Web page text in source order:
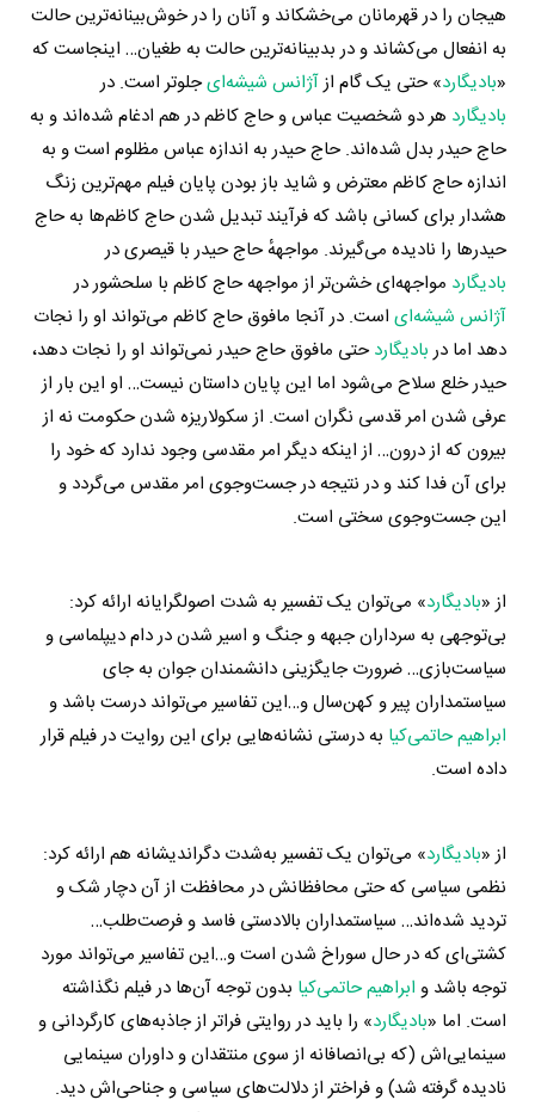
هیجان را در قهرمانان می‌خشکاند و آنان را در خوش‌بینانه‌ترین حالت
به انفعال می‌کشاند و در بدبینانه‌ترین حالت به طغیان… اینجاست که
«بادیگارد» حتی یک گام ازآژانس شیشه‌ایجلوتر است. در
بادیگارد هر دو شخصیت عباس و حاج کاظم در هم ادغام شده‌اند و به
حاج حیدر بدل شده‌اند. حاج حیدر به اندازه عباس مظلوم است و به
اندازه حاج کاظم معترض و شاید باز بودن پایان فیلم مهم‌ترین زنگ
هشدار برای کسانی باشد که فرآیند تبدیل شدن حاج کاظم‌ها به حاج
حیدرها را نادیده می‌گیرند. مواجههٔ حاج حیدر با قیصری در
بادیگارد مواجهه‌ای خشن‌تر از مواجهه حاج کاظم با سلحشور در
آژانس شیشه‌ای است. در آنجا مافوق حاج کاظم می‌تواند او را نجات
دهد اما دربادیگاردحتی مافوق حاج حیدر نمی‌تواند او را نجات دهد،
حیدر خلع سلاح می‌شود اما این پایان داستان نیست… او این بار از
عرفی شدن امر قدسی نگران است. از سکولاریزه شدن حکومت نه از
بیرون که از درون… از اینکه دیگر امر مقدسی وجود ندارد که خود را
برای آن فدا کند و در نتیجه در جست‌وجوی امر مقدس می‌گردد و
این جست‌وجوی سختی است.
از «بادیگارد» می‌توان یک تفسیر به شدت اصولگرایانه ارائه کرد:
بی‌توجهی به سرداران جبهه و جنگ و اسیر شدن در دام دیپلماسی و
سیاست‌بازی… ضرورت جایگزینی دانشمندان جوان به جای
سیاستمداران پیر و کهن‌سال و…این تفاسیر می‌تواند درست باشد و
ابراهیم حاتمی‌کیا به درستی نشانه‌هایی برای این روایت در فیلم قرار
داده است.
از «بادیگارد» می‌توان یک تفسیر به‌شدت دگراندیشانه هم ارائه کرد:
نظمی سیاسی که حتی محافظانش در محافظت از آن دچار شک و
تردید شده‌اند… سیاستمداران بالادستی فاسد و فرصت‌طلب…
کشتی‌ای که در حال سوراخ شدن است و…این تفاسیر می‌تواند مورد
توجه باشد و ابراهیم حاتمی‌کیا بدون توجه آن‌ها در فیلم نگذاشته
است. اما «بادیگارد» را باید در روایتی فراتر از جاذبه‌های کارگردانی و
سینمایی‌اش (که بی‌انصافانه از سوی منتقدان و داوران سینمایی
نادیده گرفته شد) و فراختر از دلالت‌های سیاسی و جناحی‌اش دید.